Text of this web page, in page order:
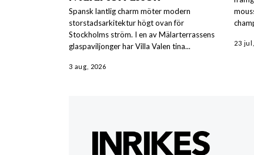
Spansk lantlig charm möter modern
storstadsarkitektur högt ovan för
Stockholms ström. I en av Mälarterrassens
glaspaviljonger har Villa Valen tina...
3 aug, 2026
23